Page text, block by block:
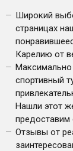
Широкий
страницах
Карелию от
Максимально
спортивный
Нашли этот
предоставим
Отзывы от